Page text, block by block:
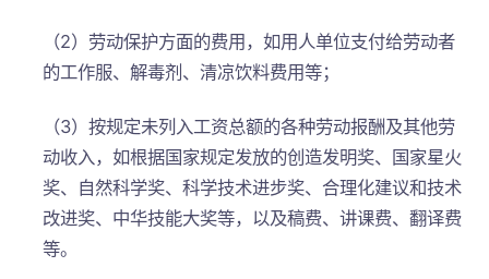
（2）劳动保护方面的费用，如用人单位支付给劳动者
的工作服、解毒剂、清凉饮料费用等；
（3）按规定未列入工资总额的各种劳动报酬及其他劳
动收入，如根据国家规定发放的创造发明奖、国家星火
奖、自然科学奖、科学技术进步奖、合理化建议和技术
改进奖、中华技能大奖等，以及稿费、讲课费、翻译费
等。